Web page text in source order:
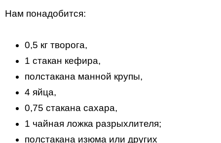
Нам понадобится:
0,5 кг творога,
1 стакан кефира,
полстакана манной крупы,
4 яйца,
0,75 стакана сахара,
1 чайная ложка разрыхлителя;
полстакана изюма или других